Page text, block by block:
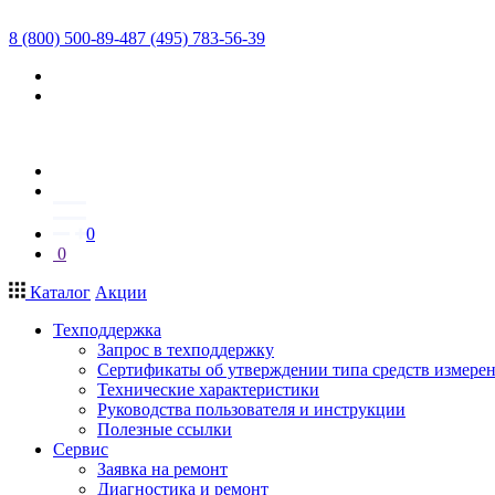
8 (800) 500-89-487 (495) 783-56-39
0
0
Каталог Акции
Техподдержка
Запрос в техподдержку
Сертификаты об утверждении типа средств
Технические характеристики
Руководства пользователя и инструкции
Полезные ссылки
Сервис
Заявка на ремонт
Диагностика и ремонт